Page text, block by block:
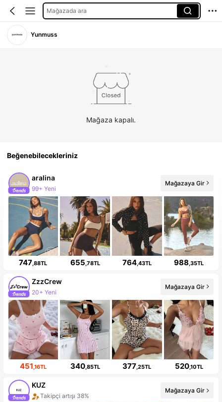
Mağazada ara
Yunmuss
Mağaza kapalı.
Beğenebilecekleriniz
aralina
99+ Yeni
Mağazaya Gir
747 ,88TL 655 ,78TL 764,43TL 988 ,35TL
ZzzCrew
20+ Yeni
Mağazaya Gir
451 ,16TL 340,85TL 377 ,25TL 520,10TL
KUZ
Takipçi artışı 38%
Mağazaya Gir